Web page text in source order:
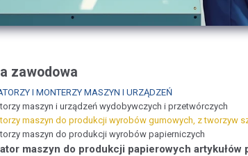
zawodowa
I MONTERZY MASZYN I URZĄDZEŃ
maszyn i urządzeń wydobywczych i przetwórczych
maszyn do produkcji wyrobów gumowych, z tworzyw
maszyn do produkcji wyrobów papierniczych
maszyn do produkcji papierowych artykułów